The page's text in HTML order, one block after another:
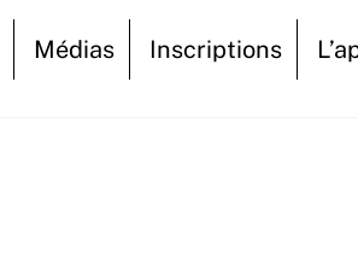
Médias Inscriptions